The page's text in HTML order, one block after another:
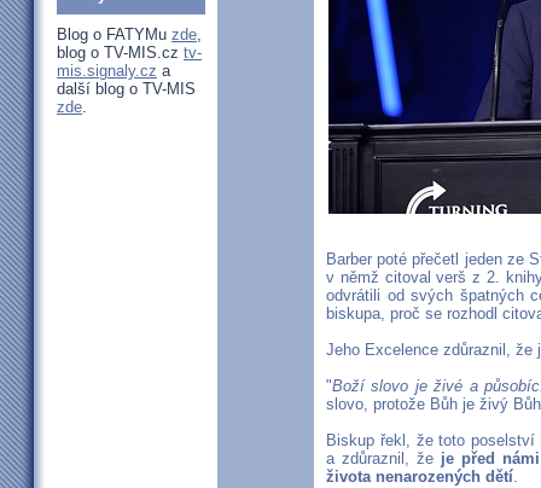
Blog o FATYMu zde,
blog o TV-MIS.cz tv-
mis.signaly.cz a
další blog o TV-MIS
zde.
Barber poté přečetl jeden ze
v němž citoval verš z 2.
odvrátili od svých špatných
biskupa, proč se rozhodl
Jeho Excelence zdůraznil, že
"Boží slovo je živé a
slovo, protože Bůh je živý
Biskup řekl, že toto
a zdůraznil, že je před
života nenarozených dětí.